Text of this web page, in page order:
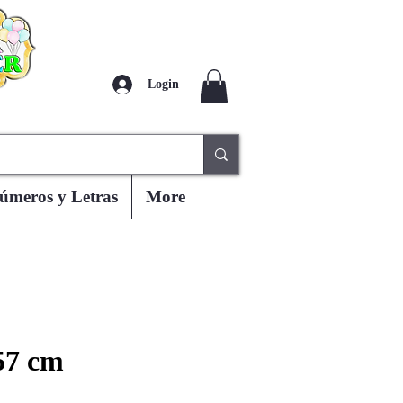
Login
y Letras More
cm